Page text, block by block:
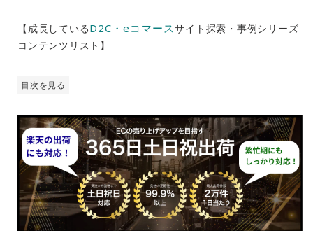
【成長しているD2C・eコマースサイト探索・事例シリーズ
コンテンツリスト】
目次を見る